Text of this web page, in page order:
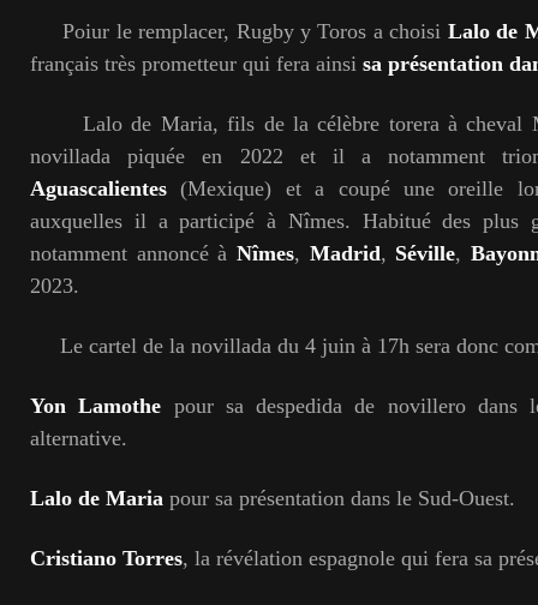
Poiur le remplacer, Rugby y Toros a choisi Lalo de
français très prometteur qui fera ainsi sa présentation
Lalo de Maria, fils de la célèbre torera à cheval
novillada piquée en 2022 et il a notamment
Aguascalientes (Mexique) et a coupé une oreille
auxquelles il a participé à Nîmes. Habitué des plus
notamment annoncé à Nîmes, Madrid, Séville,
2023.
Le cartel de la novillada du 4 juin à 17h sera donc
Yon Lamothe pour sa despedida de novillero dans
alternative.
Lalo de Maria pour sa présentation dans le Sud-Ouest.
Cristiano Torres, la révélation espagnole qui fera sa